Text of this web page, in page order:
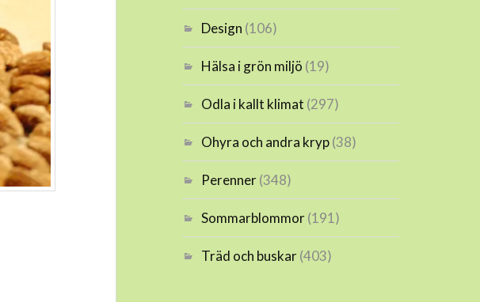
Design (106)
Hälsa i grön miljö (19)
Odla i kallt klimat (297)
Ohyra och andra kryp(38)
Perenner(348)
Sommarblommor(191)
Träd och buskar(403)